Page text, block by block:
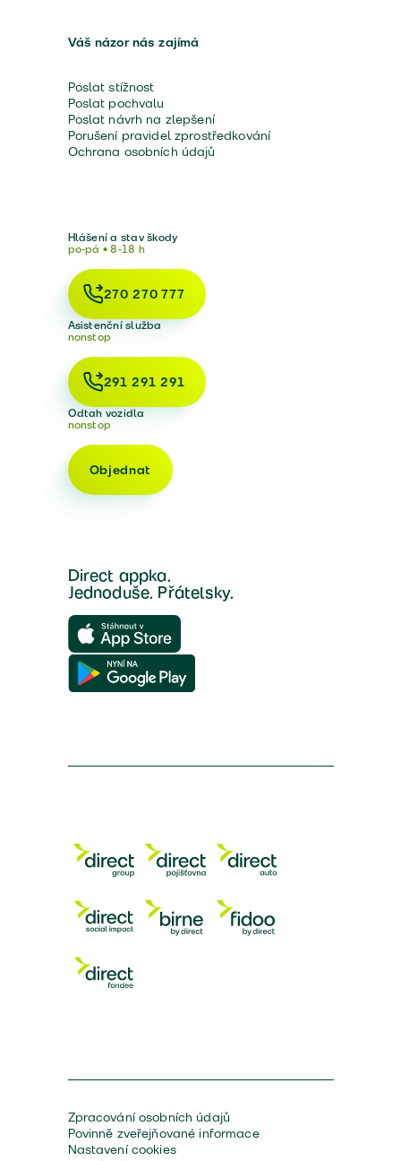
Váš názor nás zajímá
Poslat stížnost
Poslat pochvalu
Poslat návrh na zlepšení
Porušení pravidel zprostředkování
Ochrana osobních údajů
Hlášení a stav škody
po-pá • 8-18 h
270 270 777
Asistenční služba
nonstop
291 291 291
Odtah vozidla
nonstop
Objednat
Direct appka.
Jednoduše. Přátelsky.
Zpracování osobních údajů
Povinně zveřejňované informace
Nastavení cookies